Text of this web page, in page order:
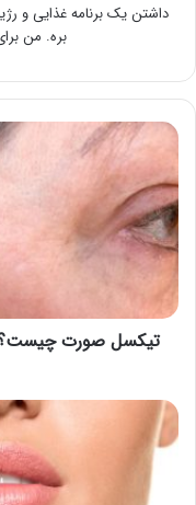
داشتن یک برنامه غذایی و
بره. من
تیکسل
صورت
چیست؟
راهنمای
کامل
لیزر
تیکسل
برای
جای
جوش
تیکسل صورت چیست؟
ژل
لب
روسی
چیست؟